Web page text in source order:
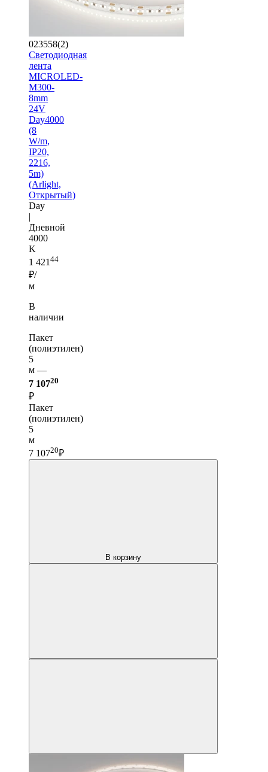
023558(2)
Светодиодная
лента
MICROLED-
M300-
8mm
24V
Day4000
(8
W/m,
IP20,
2216,
5m)
(Arlight,
Открытый)
Day
|
Дневной
4000
K
1 421 44
₽/
м
В
наличии
Пакет
(полиэтилен)
5
м —
7 10720
₽
Пакет
(полиэтилен)
5
м
7 10720₽
В корзину